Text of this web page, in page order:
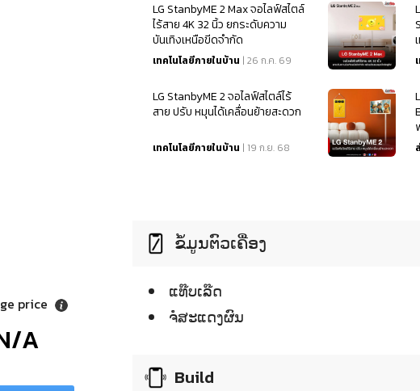
price
A
LG StanbyME 2 Max จอไลฟ์สไตล์
ไร้สาย 4K 32 นิ้ว ยกระดับความ
บันเทิงเหนือขีดจำกัด
เทคโนโลยีภายในบ้าน | 26 ก.ค. 69
LG StanbyME 2 จอไลฟ์สไตล์ไร้
สาย ปรับ หมุนได้เคลื่อนย้ายสะดวก
เทคโนโลยีภายในบ้าน | 19 ก.ย. 68
ຂໍ້ມູນຕົວເຄື່ອງ
ແທ໊ບເລ໊ດ
ຈໍໍສະແດງຜົນ
Build